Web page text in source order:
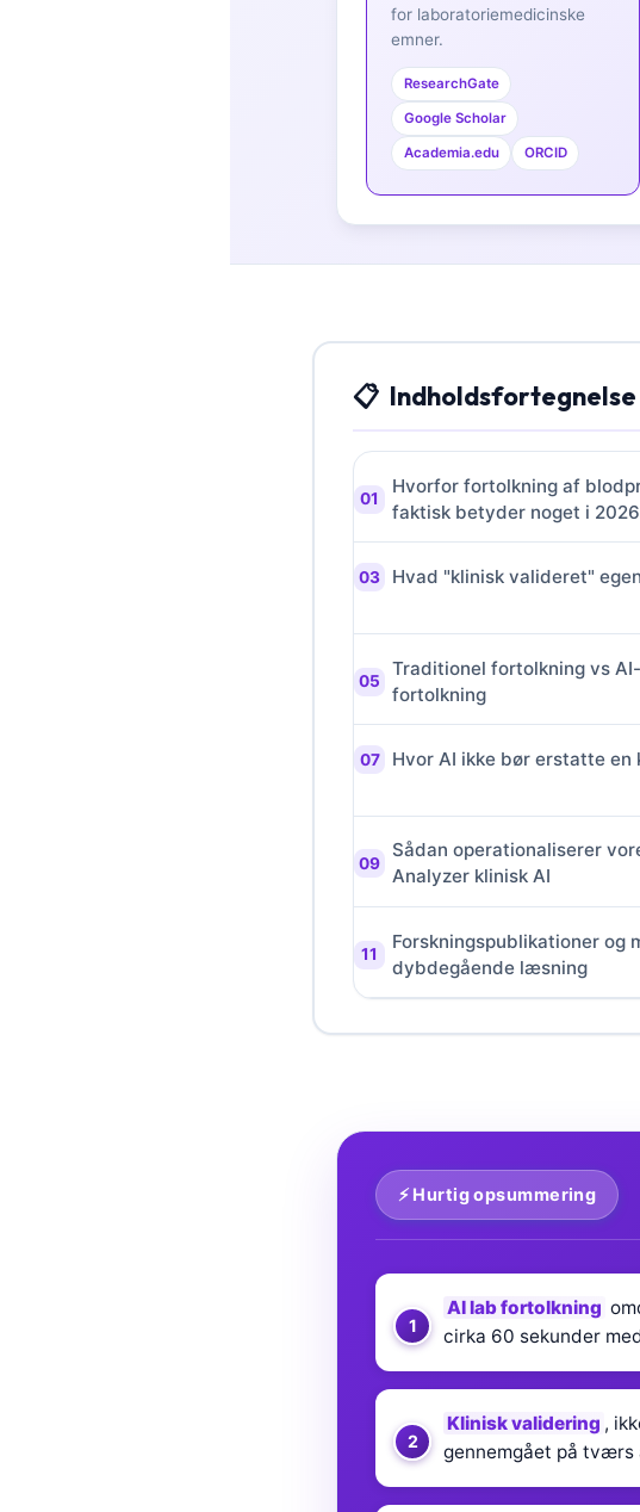
for laboratoriemedicinske
emner.
ResearchGate
Google Scholar
Academia.edu ORCID
Indholdsfortegnelse
Hvorfor fortolkning af
faktisk betyder noget i 2026
Hvad "klinisk valideret"
Traditionel fortolkning vs
fortolkning
Hvor AI ikke bør erstatte en
Sådan operationaliserer
Analyzer klinisk AI
Forskningspublikationer og
dybdegående læsning
⚡ Hurtig opsummering
AI lab fortolkning
cirka 60 sekunder
Klinisk validering ,
gennemgået på tværs
كوردی‎